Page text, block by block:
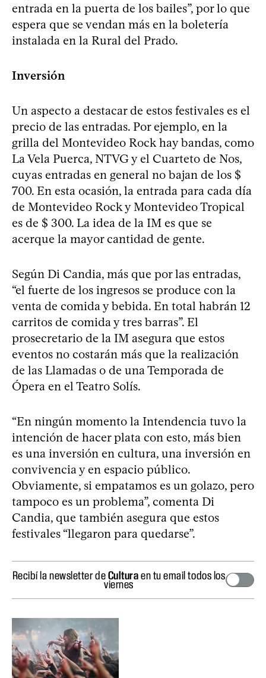
entrada en la puerta de los bailes”, por lo que
espera que se vendan más en la boletería
instalada en la Rural del Prado.
Inversión
Un aspecto a destacar de estos festivales es el
precio de las entradas. Por ejemplo, en la
grilla del Montevideo Rock hay bandas, como
La Vela Puerca, NTVG y el Cuarteto de Nos,
cuyas entradas en general no bajan de los $
700. En esta ocasión, la entrada para cada día
de Montevideo Rock y Montevideo Tropical
es de $ 300. La idea de la IM es que se
acerque la mayor cantidad de gente.
Según Di Candia, más que por las entradas,
“el fuerte de los ingresos se produce con la
venta de comida y bebida. En total habrán 12
carritos de comida y tres barras”. El
prosecretario de la IM asegura que estos
eventos no costarán más que la realización
de las Llamadas o de una Temporada de
Ópera en el Teatro Solís.
“En ningún momento la Intendencia tuvo la
intención de hacer plata con esto, más bien
es una inversión en cultura, una inversión en
convivencia y en espacio público.
Obviamente, si empatamos es un golazo, pero
tampoco es un problema”, comenta Di
Candia, que también asegura que estos
festivales “llegaron para quedarse”.
Recibí la newsletter deCulturaen tu email todos los
viernes